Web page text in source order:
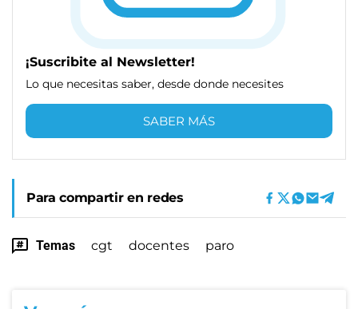
¡Suscribite al Newsletter!
Lo que necesitas saber, desde donde necesites
SABER MÁS
Para compartir en redes
Temas cgt docentes paro